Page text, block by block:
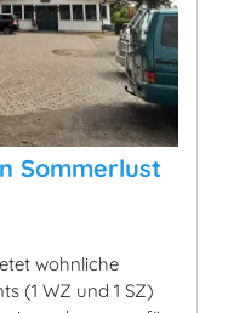
Sommerlust
wohnliche
(1 WZ und 1 SZ)